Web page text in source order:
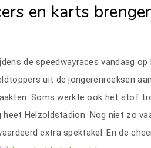
en karts
de speedwayraces vandaag op
uit de jongerenreeksen
Soms werkte ook het stof
heet Helzoldstadion. Nog niet zo
extra spektakel. En de